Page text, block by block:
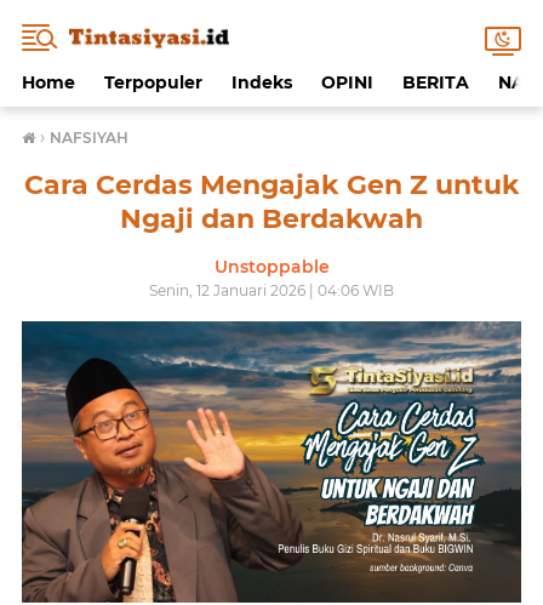
Home Terpopuler Indeks OPINI BERITA
› NAFSIYAH
Cara Cerdas Mengajak Gen Z untuk
Ngaji dan Berdakwah
Unstoppable
Senin, 12 Januari 2026 | 04:06 WIB